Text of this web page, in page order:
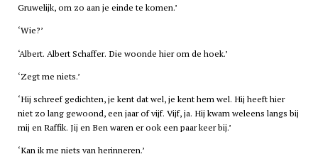
Gruwelijk, om zo aan je einde te komen.’
‘Wie?’
‘Albert. Albert Schaffer. Die woonde hier om de hoek.’
‘Zegt me niets.’
‘Hij schreef gedichten, je kent dat wel, je kent hem wel. Hij heeft hier
niet zo lang gewoond, een jaar of vijf. Vijf, ja. Hij kwam weleens langs bij
mij en Raffik. Jij en Ben waren er ook een paar keer bij.’
‘Kan ik me niets van herinneren.’